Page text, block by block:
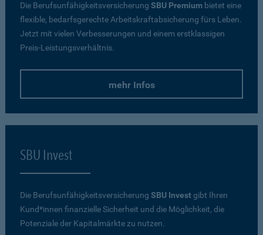
Die Berufsunfähigkeitsversicherung SBU Premium bietet eine
flexible, bedarfsgerechte Arbeitskraftabsicherung fürs Leben.
Jetzt mit vielen Verbesserungen und einem erstklassigen
Preis-Leistungsverhältnis.
mehr Infos
SBU Invest
Die Berufsunfähigkeitsversicherung SBU Investgibt Ihren
Kund*innen finanzielle Sicherheit und die Möglichkeit, die
Potenziale der Kapitalmärkte zu nutzen.